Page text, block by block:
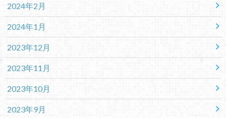
2024年2月
2024年1月
2023年12月
2023年11月
2023年10月
2023年9月